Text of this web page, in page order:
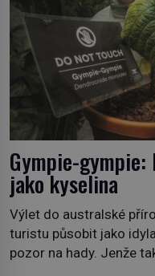
nový evropský normál
Gympie-
jako kyselina
Výlet do australské
turistu působit jako
pozor na hady. Jenže